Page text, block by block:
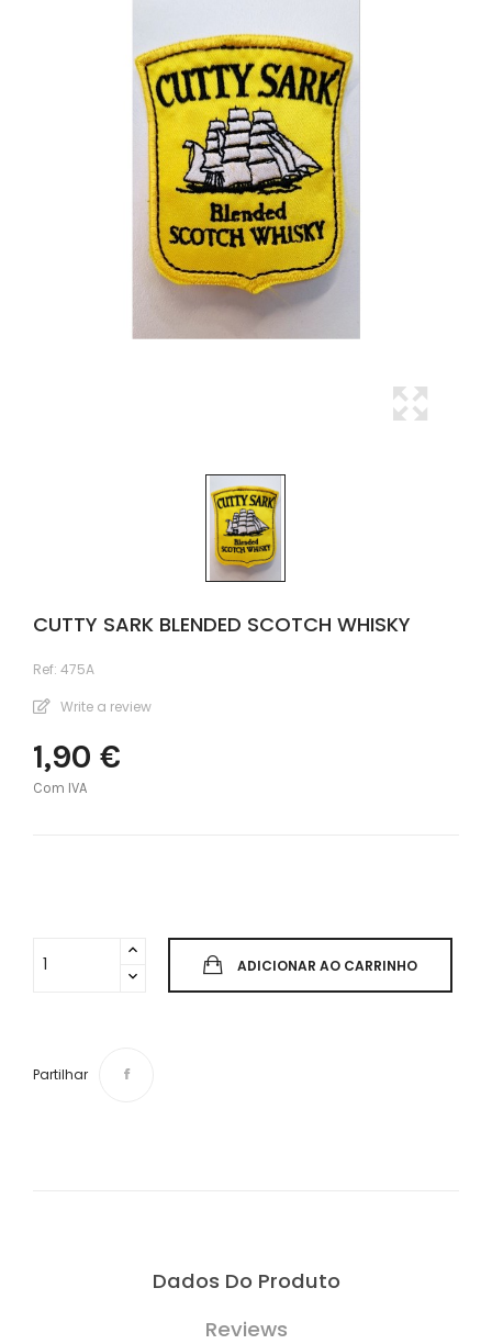
CUTTY SARK BLENDED SCOTCH WHISKY
Ref: 475A
Write a review
1,90 €
Com IVA
ADICIONAR AO CARRINHO
Partilhar
Dados Do Produto
Reviews